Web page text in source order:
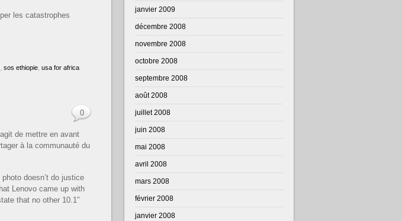
les catastrophes
sos ethiopie usa for africa
de mettre en avant
à la communauté du
doesn’t do justice
Lenovo came up with
that no other 10.1″
0
janvier 2009
décembre 2008
novembre 2008
octobre 2008
septembre 2008
août 2008
juillet 2008
juin 2008
mai 2008
avril 2008
mars 2008
février 2008
janvier 2008